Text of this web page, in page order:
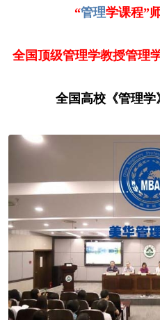
“管理学课程”
全国顶级管理学教授管理
全国高校《管理